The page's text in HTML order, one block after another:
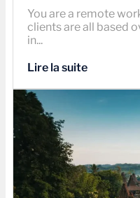
You are a remote
clients are all based
in...
Lire la suite